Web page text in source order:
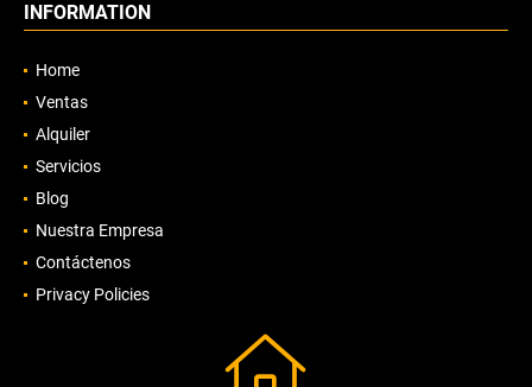
INFORMATION
Home
Ventas
Alquiler
Servicios
Blog
Nuestra Empresa
Contáctenos
Privacy Policies